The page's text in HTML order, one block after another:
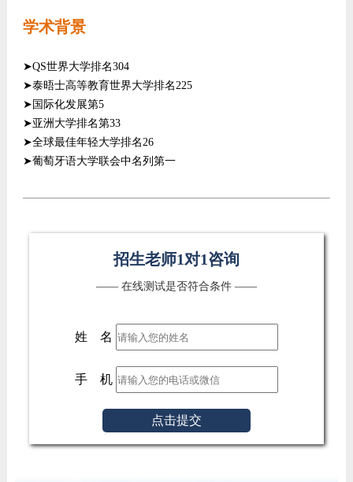
学术背景
➤QS世界大学排名304
➤泰晤士高等教育世界大学排名225
➤国际化发展第5
➤亚洲大学排名第33
➤全球最佳年轻大学排名26
➤葡萄牙语大学联会中名列第一
招生老师1对1咨询
—— 在线测试是否符合条件 ——
姓 名
手 机
点击提交